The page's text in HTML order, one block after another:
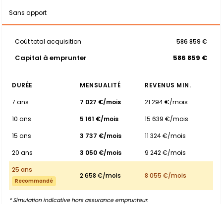
Sans apport
Coût total acquisition 586 859 €
Capital à emprunter 586 859 €
DURÉE MENSUALITÉ
REVENUS MIN.
7 ans
7 027 €/mois
21 294 €/mois
10 ans
5 161 €/mois
15 639 €/mois
15 ans
3 737 €/mois
11 324 €/mois
20 ans
3 050 €/mois
9 242 €/mois
25 ans
Recommandé
2 658 €/mois 8 055 €/mois
* Simulation indicative hors assurance emprunteur.